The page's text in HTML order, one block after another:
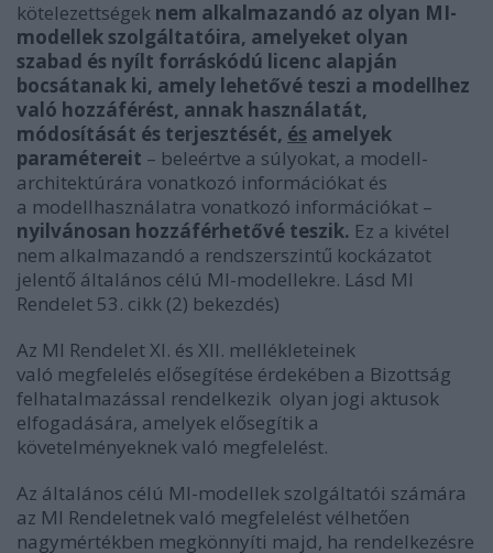
kötelezettségek nem alkalmazandó az olyan MI-
modellek szolgáltatóira, amelyeket olyan
szabad és nyílt forráskódú licenc alapján
bocsátanak ki, amely lehetővé teszi a modellhez
való hozzáférést, annak használatát,
módosítását és terjesztését, és amelyek
paramétereit – beleértve a súlyokat, a modell-
architektúrára vonatkozó információkat és
a modellhasználatra vonatkozó információkat –
nyilvánosan hozzáférhetővé teszik. Ez a kivétel
nem alkalmazandó a rendszerszintű kockázatot
jelentő általános célú MI-modellekre. Lásd MI
Rendelet 53. cikk (2) bekezdés)
Az MI Rendelet XI. és XII. mellékleteinek
való megfelelés elősegítése érdekében a Bizottság
felhatalmazással rendelkezik olyan jogi aktusok
elfogadására, amelyek elősegítik a
követelményeknek való megfelelést.
Az általános célú MI-modellek szolgáltatói számára
az MI Rendeletnek való megfelelést vélhetően
nagymértékben megkönnyíti majd, ha rendelkezésre